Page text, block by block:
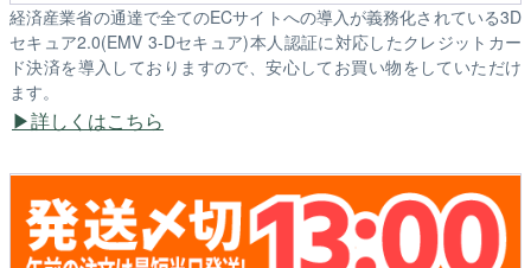
経済産業省の通達で全てのECサイトへの導入が義務化されている3D
セキュア2.0(EMV 3-Dセキュア)本人認証に対応したクレジットカー
ド決済を導入しておりますので、安心してお買い物をしていただけ
ます。
詳しくはこちら